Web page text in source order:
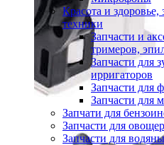
Красота и здоровье,
техники
Запчасти и
тримеров,
Запчасти для
ирригаторов
Запчасти для
Запчасти для
Запчати для
Запчасти для
Запчасти для